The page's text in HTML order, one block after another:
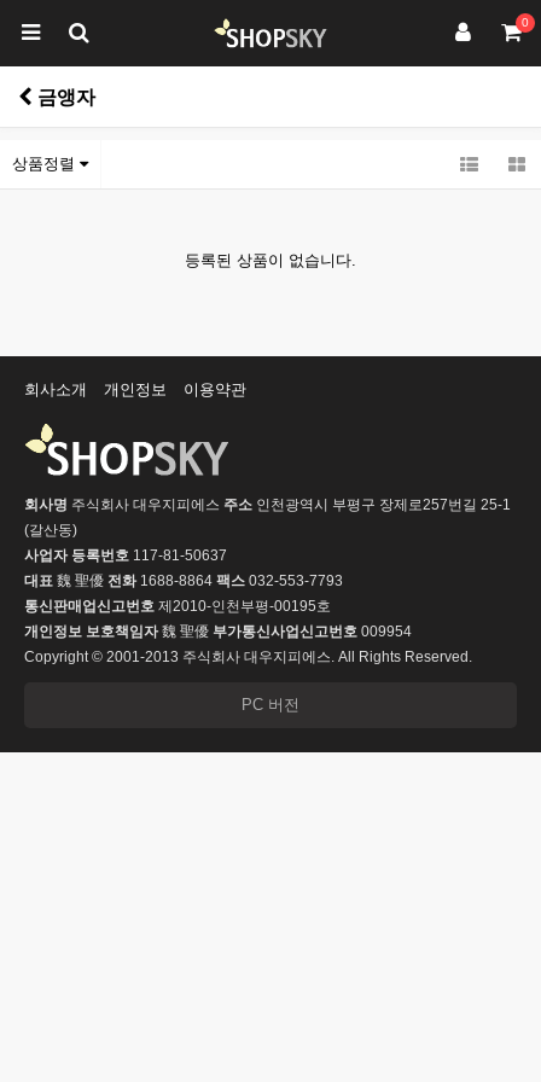
0
금앵자
상품정렬
등록된 상품이 없습니다.
회사소개 개인정보 이용약관
회사명 주식회사 대우지피에스 주소 인천광역시 부평구 장제로257번길 25-1
(갈산동)
사업자 등록번호 117-81-50637
대표 魏 聖優 전화1688-8864 팩스 032-553-7793
통신판매업신고번호 제2010-인천부평-00195호
개인정보 보호책임자魏 聖優 부가통신사업신고번호 009954
Copyright © 2001-2013 주식회사 대우지피에스. All Rights Reserved.
PC 버전